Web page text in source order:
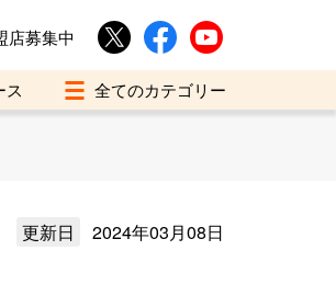
店募集中
ス
更新日 2024年03月08日